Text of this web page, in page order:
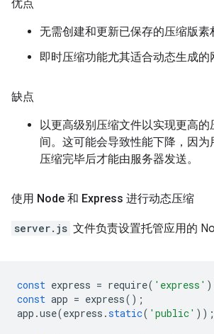
优点
无需创建和更新已保存的压缩版素
即时压缩功能尤其适合动态生成的
缺点
以更高级别压缩文件以实现更高
间。这可能会导致性能下降，因
压缩完毕后才能由服务器发送。
使用 Node 和 Express 进行动态压缩
server.js 文件负责设置托管应用的
const express = require( 'express'
const app = express();
app .use(express .static( 'public' ));